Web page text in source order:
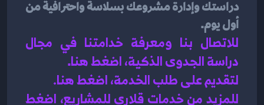
أول يوم.
دراسة الجدوى الذكية، اضغط هنا.
لتقديم على طلب الخدمة، اضغط هنا.